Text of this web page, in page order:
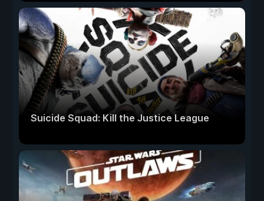
Suicide Squad: Kill the Justice League